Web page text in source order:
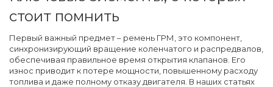
стоит помнить
Первый важный предмет – ремень ГРМ это компонент,
синхронизирующий вращение коленчатого и распредвалов,
обеспечивая правильное время открытия клапанов . Его
износ приводит к потере мощности, повышенному расходу
топлива и даже полному отказу двигателя. В наших статьях